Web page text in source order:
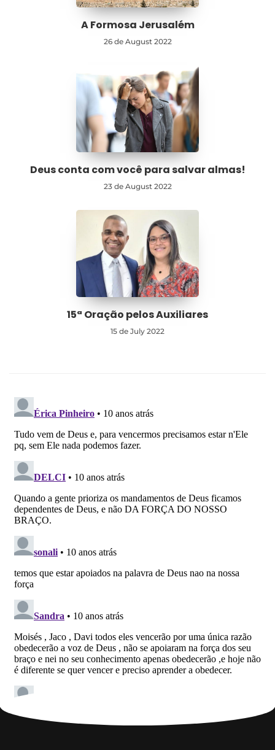
A Formosa Jerusalém
26 de August 2022
Deus conta com você para salvar almas!
23 de August 2022
15ª Oração pelos Auxiliares
15 de July 2022